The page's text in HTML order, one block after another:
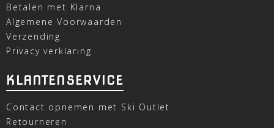
Betalen met Klarna
Algemene Voorwaarden
Verzending
Privacy verklaring
KLANTENSERVICE
Contact opnemen met Ski Outlet
Retourneren